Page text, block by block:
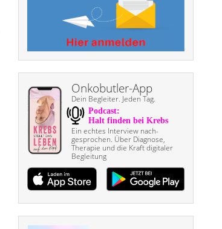
Onkobutler-App
Dein Begleiter. Jeden Tag.
Ein echtes Interview nach­
gesprochen. Über Diagnose,
Therapie und die Kraft digitaler
Begleitung